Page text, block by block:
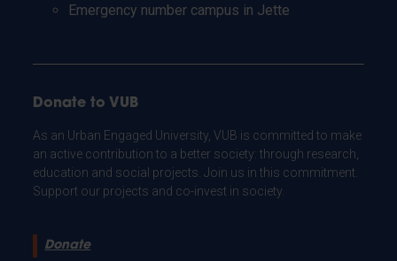
Emergency number campus in Jette
Donate to VUB
As an Urban Engaged University, VUB is committed to make
an active contribution to a better society: through research,
education and social projects. Join us in this commitment.
Support our projects and co-invest in society.
Donate